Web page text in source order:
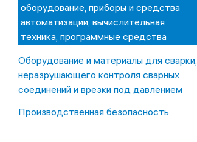
оборудование, приборы и средства
автоматизации, вычислительная
техника, программные средства
Оборудование и материалы для сварки,
неразрушающего контроля сварных
соединений и врезки под давлением
Производственная безопасность